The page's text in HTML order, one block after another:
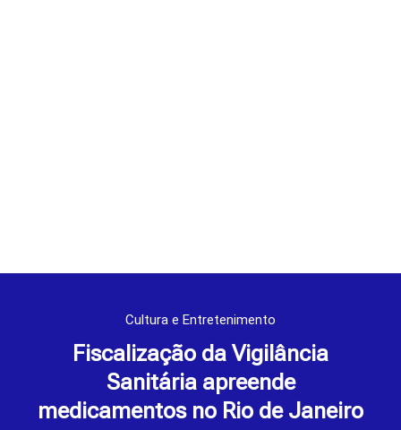
Cultura e Entretenimento
Fiscalização da Vigilância
Sanitária apreende
medicamentos no Rio de Janeiro